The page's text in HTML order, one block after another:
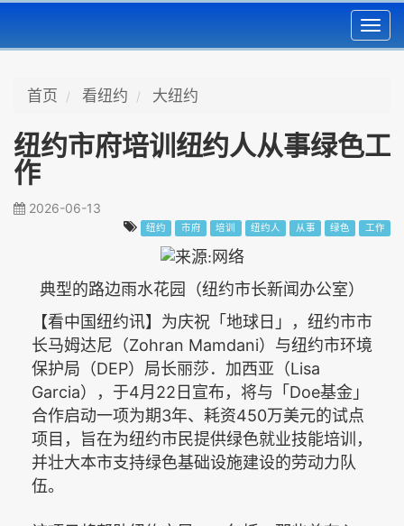
首页 看纽约 大纽约
纽约市府培训纽约人从事绿色工
作
2026-06-13
纽约 市府 培训 纽约人 从事 绿色 工作
典型的路边雨水花园（纽约市长新闻办公室）
【看中国纽约讯】为庆祝「地球日」，纽约市市
长马姆达尼（Zohran Mamdani）与纽约市环境
保护局（DEP）局长丽莎．加西亚（Lisa
Garcia），于4月 22 日宣布，将与「 Doe基金」
合作启动一项为期3年、耗资450万美元的试点
项目，旨在为纽约市民提供绿色就业技能培训，
并壮大本市支持绿色基础设施建设的劳动力队
伍。